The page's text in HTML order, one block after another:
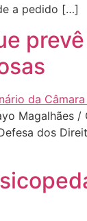
a pedido […]
Magalhães
dos